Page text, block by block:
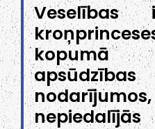
Veselības
kopumā